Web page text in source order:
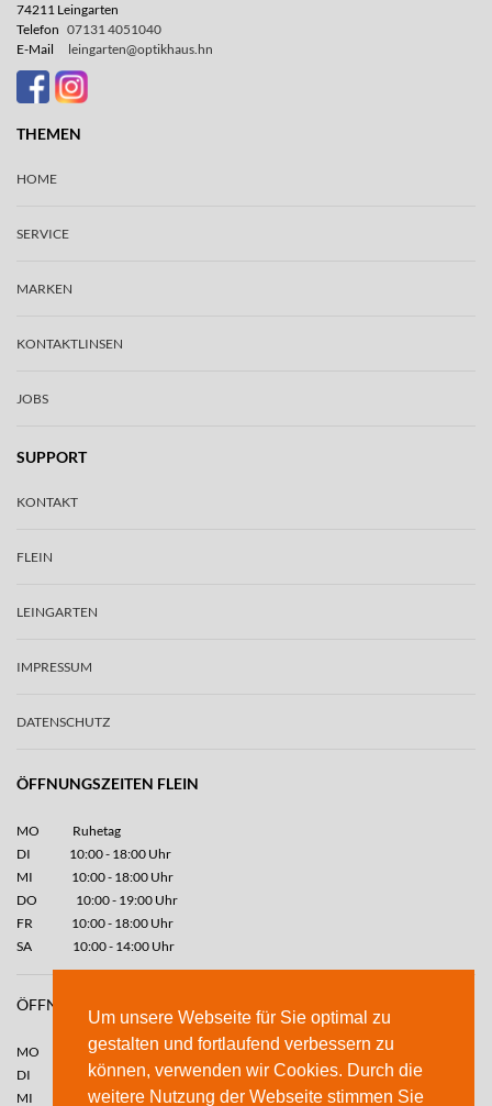
Um unsere Webseite für Sie optimal zu
gestalten und fortlaufend verbessern zu
können, verwenden wir Cookies. Durch die
weitere Nutzung der Webseite stimmen Sie
74211 Leingarten
Telefon 07131 4051040
E-Mail
leingarten@optikhaus.hn
THEMEN
HOME
SERVICE
MARKEN
KONTAKTLINSEN
JOBS
SUPPORT
KONTAKT
FLEIN
LEINGARTEN
IMPRESSUM
DATENSCHUTZ
ÖFFNUNGSZEITEN FLEIN
MO
Ruhetag
DI
10:00 - 18:00 Uhr
MI
10:00 - 18:00 Uhr
DO
10:00 - 19:00 Uhr
FR
10:00 - 18:00 Uhr
SA
10:00 - 14:00 Uhr
ÖFFNUNGSZEITEN LEINGARTEN
MO
10:00-12:30 Uhr // 13:30-18.00 Uhr
DI
10:00-12:30 Uhr // 13:30-18.00 Uhr
MI
Ruhetag